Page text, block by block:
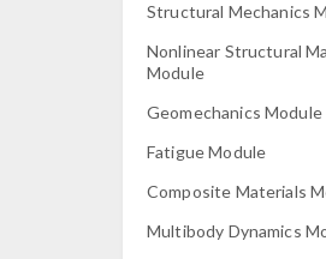
Structural Mechanics
Nonlinear Structural
Module
Geomechanics Module
Fatigue Module
Composite Materials
Multibody Dynamics